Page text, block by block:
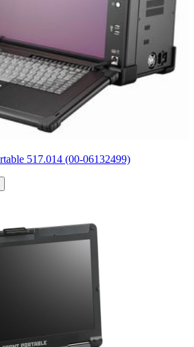
517.014 (00-06132499)